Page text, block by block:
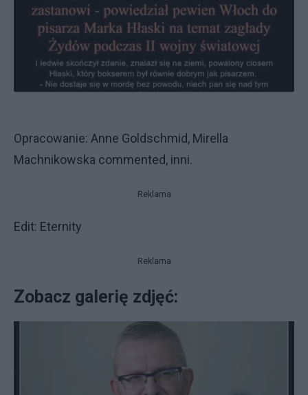
Opracowanie: Anne Goldschmid, Mirella
Machnikowska commented, inni.
Reklama
Edit: Eternity
Reklama
Zobacz galerię zdjęć: